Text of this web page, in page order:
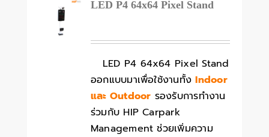
LED P4 64x64 Pixel Stand
LED P4 64x64 Pixel Stand
ออกแบบมาเพื่อใช้งานทั้งIndoor
และ Outdoor รองรับการทำงาน
ร่วมกับ HIP Carpark
Management ช่วยเพิ่มความ